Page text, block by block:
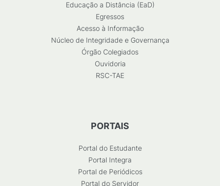
Educação a Distância (EaD)
Egressos
Acesso à Informação
Núcleo de Integridade e Governança
Órgão Colegiados
Ouvidoria
RSC-TAE
PORTAIS
Portal do Estudante
Portal Integra
Portal de Periódicos
Portal do Servidor